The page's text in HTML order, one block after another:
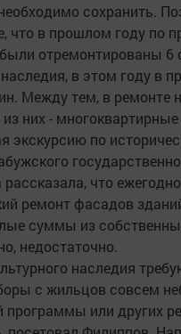
сохранить.
что в прошлом году по
отремонтированы 6
наследия, в этом году в
Между тем, в ремонте
из них -
экскурсию по
рассказала, что
ремонт фасадов
суммы из
недостаточно.
наследия
с жильцов совсем
программы или других